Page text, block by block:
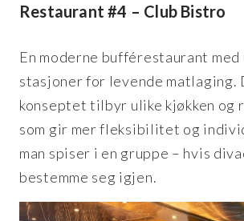
Restaurant #4 – Club Bistro
En moderne bufférestaurant med
stasjoner for levende matlaging.
konseptet tilbyr ulike kjøkken og
som gir mer fleksibilitet og
man spiser i en gruppe – hvis
bestemme seg igjen.